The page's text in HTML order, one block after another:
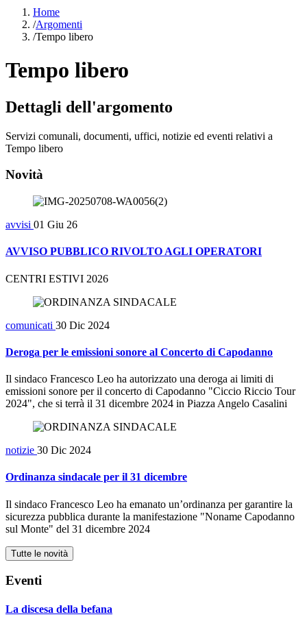
Home
/Argomenti
/Tempo libero
Tempo libero
Dettagli dell'argomento
Servizi comunali, documenti, uffici, notizie ed eventi relativi a
Tempo libero
Novità
avvisi 01 Giu 26
AVVISO PUBBLICO RIVOLTO AGLI OPERATORI
CENTRI ESTIVI 2026
comunicati 30 Dic 2024
Deroga per le emissioni sonore al Concerto di Capodanno
Il sindaco Francesco Leo ha autorizzato una deroga ai limiti di
emissioni sonore per il concerto di Capodanno "Ciccio Riccio Tour
2024", che si terrà il 31 dicembre 2024 in Piazza Angelo Casalini
notizie 30 Dic 2024
Ordinanza sindacale per il 31 dicembre
Il sindaco Francesco Leo ha emanato un’ordinanza per garantire la
sicurezza pubblica durante la manifestazione "Noname Capodanno
sul Monte" del 31 dicembre 2024
Tutte le novità
Eventi
La discesa della befana